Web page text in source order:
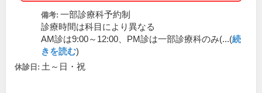
備考: 一部診療科予約制
診療時間は科目により異なる
AM診は9:00～12:00、PM診は一部診療科のみ(...(続
きを読む)
休診日: 土～日・祝